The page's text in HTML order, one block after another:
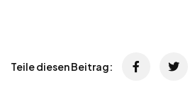
Teile diesen Beitrag: